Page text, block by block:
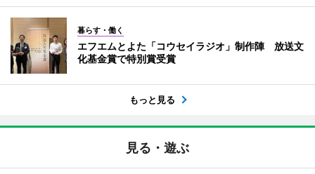
暮らす・働く
エフエムとよた「コウセイラジオ」制作陣 放送文
化基金賞で特別賞受賞
もっと見る
見る・遊ぶ